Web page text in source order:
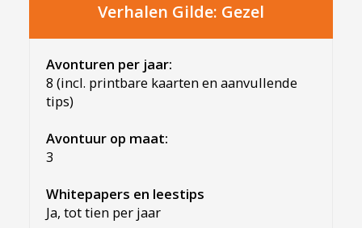
Verhalen Gilde: Gezel
Avonturen per jaar:
8 (incl. printbare kaarten en aanvullende
tips)
Avontuur op maat:
3
Whitepapers en leestips
Ja, tot tien per jaar